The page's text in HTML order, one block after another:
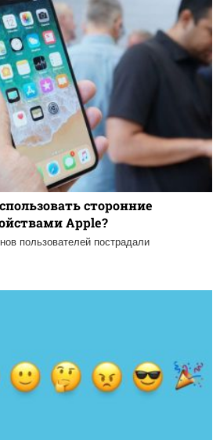
сторонние
Apple?
пользователей пострадали